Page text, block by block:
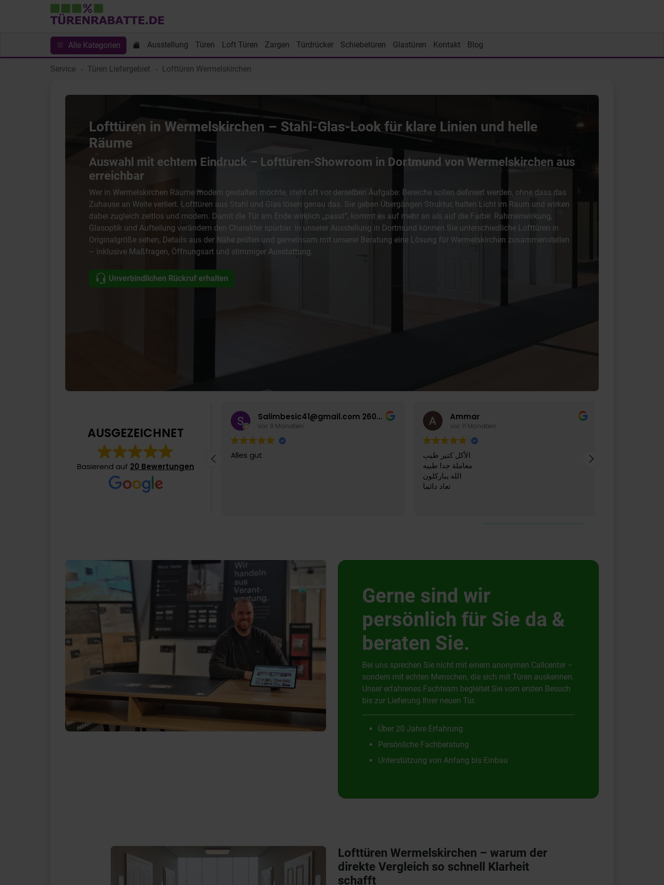
Alle Kategorien Ausstellung Türen Loft Türen Zargen Türdrücker Schiebetüren Glastüren Kontakt Blog
Service Türen Liefergebiet Lofttüren Wermelskirchen
Lofttüren in Wermelskirchen – Stahl-Glas-Look für klare Linien und helle
Räume
Auswahl mit echtem Eindruck – Lofttüren-Showroom in Dortmund von Wermelskirchen aus
erreichbar
Wer in Wermelskirchen Räume modern gestalten möchte, steht oft vor derselben Aufgabe: Bereiche sollen definiert werden, ohne dass das
Zuhause an Weite verliert. Lofttüren aus Stahl und Glas lösen genau das. Sie geben Übergängen Struktur, halten Licht im Raum und wirken
dabei zugleich zeitlos und modern. Damit die Tür am Ende wirklich „passt“, kommt es auf mehr an als auf die Farbe: Rahmenwirkung,
Glasoptik und Aufteilung verändern den Charakter spürbar. In unserer Ausstellung in Dortmund können Sie unterschiedliche Lofttüren in
Originalgröße sehen, Details aus der Nähe prüfen und gemeinsam mit unserer Beratung eine Lösung für Wermelskirchen zusammenstellen
– inklusive Maßfragen, Öffnungsart und stimmiger Ausstattung.
Unverbindlichen Rückruf erhalten
Gerne sind wir
persönlich für Sie da &
beraten Sie.
Bei uns sprechen Sie nicht mit einem anonymen Callcenter –
sondern mit echten Menschen, die sich mit Türen auskennen.
Unser erfahrenes Fachteam begleitet Sie vom ersten Besuch
bis zur Lieferung Ihrer neuen Tür.
Über 20 Jahre Erfahrung
Persönliche Fachberatung
Unterstützung von Anfang bis Einbau
Lofttüren Wermelskirchen – warum der
direkte Vergleich so schnell Klarheit
schafft